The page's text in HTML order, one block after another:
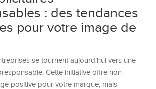
: des tendances
pour votre image de
se tournent aujourd’hui vers une
Cette initiative offre non
positive pour votre marque, mais